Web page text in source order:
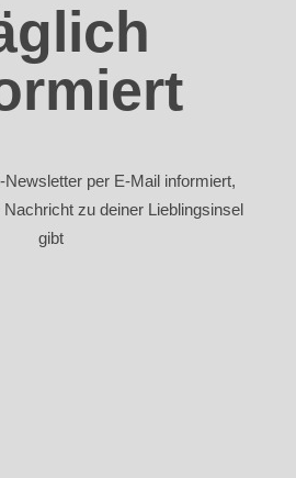
per E-Mail informiert,
zu deiner Lieblingsinsel
gibt